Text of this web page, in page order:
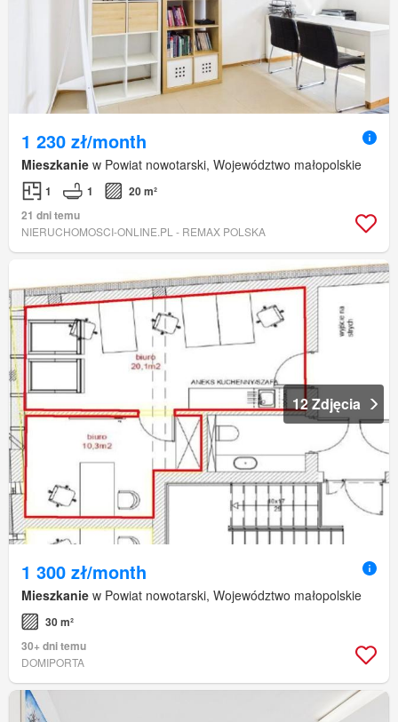
1 230 zł/month
Mieszkanie w Powiat nowotarski, Województwo małopolskie
1 1
20 m²
21 dni temu
NIERUCHOMOSCI-ONLINE.PL - REMAX POLSKA
12 Zdjęcia
1 300 zł/month
Mieszkanie w Powiat nowotarski, Województwo małopolskie
30 m²
30+ dni temu
DOMIPORTA